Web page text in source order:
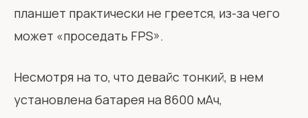
планшет практически не греется, из-за чего
может «проседать FPS».
Несмотря на то, что девайс тонкий, в нем
установлена батарея на 8600 мАч,